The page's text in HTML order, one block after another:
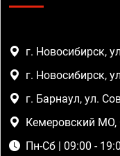
г. Новосибирск,
г. Новосибирск,
г. Барнаул, ул.
Кемеровский МО,
Пн-Сб | 09:00 -